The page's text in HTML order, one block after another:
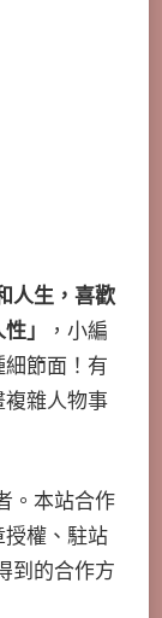
人生，喜歡
」
，小編
節面！有
雜人物事
。本站合作
權、駐站
到的合作方